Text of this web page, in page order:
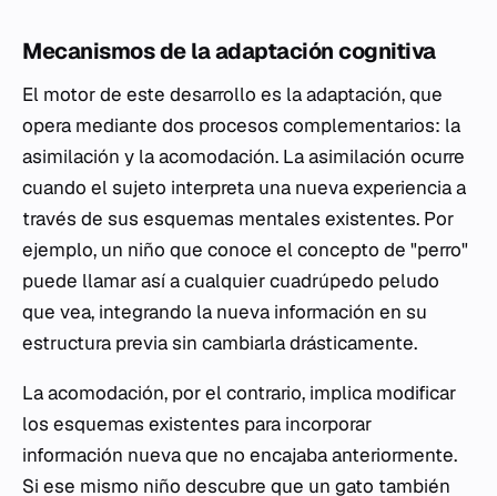
Mecanismos de la adaptación cognitiva
El motor de este desarrollo es la adaptación, que
opera mediante dos procesos complementarios: la
asimilación y la acomodación. La asimilación ocurre
cuando el sujeto interpreta una nueva experiencia a
través de sus esquemas mentales existentes. Por
ejemplo, un niño que conoce el concepto de "perro"
puede llamar así a cualquier cuadrúpedo peludo
que vea, integrando la nueva información en su
estructura previa sin cambiarla drásticamente.
La acomodación, por el contrario, implica modificar
los esquemas existentes para incorporar
información nueva que no encajaba anteriormente.
Si ese mismo niño descubre que un gato también